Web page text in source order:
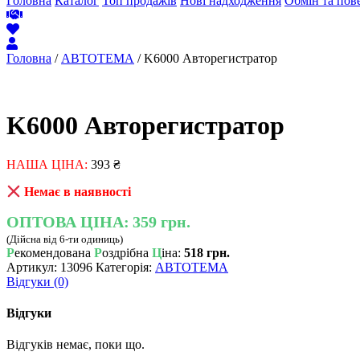
Головна / АВТОТЕМА / K6000 Авторегистратор
K6000 Авторегистратор
НАША ЦІНА: 393 ₴
Немає в наявності
ОПТОВА ЦІНА: 359 грн.
(Дійсна від 6-ти одиниць)
Рекомендована Роздрібна Ціна: 518 грн.
Артикул: 13096 Категорія: АВТОТЕМА
Відгуки (0)
Відгуки
Відгуків немає, поки що.